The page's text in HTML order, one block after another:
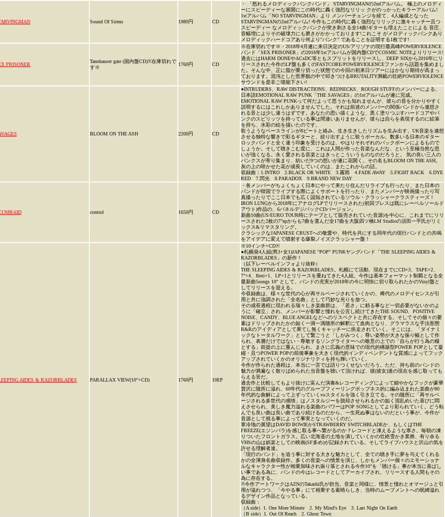
Sound Of Sirens 1980円 CD
・ 「怒れるメロディックパンクバンド」 STARVINGMANの2ndアルバム。 極上のメロディ
ーにスピーディーな展開にこの時代に轟く強烈なリリッ クがのっかったキラーアルバム!
1stアルバム「NO STARVINGMAN」より メンバーチェンジを経て、4人編成となった
STARVINGMANの2ndアルバム! 今作もこの時代に轟く強烈なリリックに激キャッチー且つ
スピーディー なメロディックパンクが突き刺さる全14曲!ギターも増えたことによる 音圧、
音幅増によりその破壊力にも磨きがかかっております!これこそ がメロディックパンクあり
メロディックハードコアあり何より"パンク" であることを証明する1枚です!
PRISONER
Tannhauser gate (国内盤CD)※在庫切れで
す※
1760円 CD
※在庫切れです※・2018年4月遂に来日決定のUS/アリゾナの現行最高峰POWERVIOLENCE
バンド「SEX PRISONER」の2016年1stアルバムが国内盤CDでCOSMIC NOTEよりリリース!
過去にはHARM DONEやACxDC等ともスプリットをリリースし、DEEP SIXから2016年にリ
リースされた今作のLP盤も多くのFASTCORE/POWERVIOLENCEファンから話題を集めまし
た。そんな中、正に脂が乗り切った状態での今回の初来日ツアーにはかなり期待が高まっ
ております。混沌とした世界観の中で叩きつけるBRUTALITY満載の壮絶POWERVIOLENCE
サウンドを是非ご堪能下さい!
BLOOM ON THE ASH 2200円 CD
●INTRUDERS、RAW DISTRACTIONS、REDNECKS、ROUGH STUFFのメンバーによる、
日本語EMOTIONAL RAW PUNK「THE SAVAGES」の1stアルバムが遂に完成。
EMOTIONAL RAW PUNKって何だよって思うかも知れませんが、彼らの音を分かりやすく
説明するにはこれしかありませんでした。それは前述のメンバーの関係バンドから連想さ
れる音とは少し違うはずです。あなたの思い描くような、黒く塗りつぶすハードコアやパ
ンクのスピリッツを持っている事は間違いありませんが、彼らは自らを表現するのに絵筆
を持ち、水彩の絵を描いたのです。
歌うようなベースラインが8ビートと絡み、生き生きしたリズムを生み出す。UK音楽を連想
させる独特な響きで彩るギターと、絞り出すように歌うボーカル。数多いる日本のギター
ロックバンドと全く違う印象を受けるのは、やはりそれぞれのバックボーンによるもので
しょうか。そして聴きこむ度に、これは人間が作った音楽なんだな、という至極当然な思
いが強くなる。永く愛される音楽とはきっとこういうものなのだろうと。 気の良い三人の
パンクスが寄り集まり、紡いだ9つの想いが遂に花開く。その名もBLOOM ON THE ASH。
灰の上の咲かせた花が成長していくのは、またこれからの話。
収録曲：1.INTRO 2.BLACK OR WHITE 3.霧雨 4.FADE AWAY 5.FIGHT BACK 6.DYE
RED 7.閃光 8.PARADOX 9.BRAND NEW DAY
control 1650円 CD
・各メンバーがちょくちょく日本にやって来たり住んだりライブも行ったり、また日本の
バンドが韓国でライブする際によくサポートを行ったり、またメンバーが映画撮ったり写
真撮ったりでここ日本でも広く認知されているソウル・クラッシャークラスティーズ！
IRON LUNGから2018年にアナログLPでリリースされた(初回プレスは既にレーベルソールド
アウト)作品の、6パネルデジパックCDバージョン。
新曲10曲(US/EURO TOUR時にテープとして販売されていた音源)を中心に、これまでにリリ
ースされた2枚の7"epからも7曲を選んだ全17曲を大阪四ツ橋LM Studioの須田一平氏がリミ
ックス&リマスタリング。
クラシックなJAPANESE CRUSTへの敬愛や、時代を共にする同年代の現行バンドとの共鳴
をアイデアに変えて噴射する爆裂ノイズクラッシャー盤！
AIDES & RAZORBLADES PARALLAX VIEW(10"+CD) 1760円 10EP
※10インチ+CD※
●札幌発4人組(男3+女1)JAPANESE "POP" PUNKヤングバンド「THE SLEEPING AIDES &
RAZORBLADES」の新作！
（以下レーベルインフォより抜粋）
THE SLEEPING AIDES & RAZORBLADES。札幌にて活動、現在までにCD×3、TAPE×2、
7"×4、flexi×1、LP×1とリリースを重ねてきた4人組。今作は基本フォーマット制覇となる全
最新曲5songs 10" として、バンドの充実が2018年の今に明快に切り取られたかのVinyl盤と
してリリースを迎える。
今収録曲は、様々な世代の心が再サルベージされていくかの、稀代のメロデイセンスが引
用と共に強調された「全名曲」として巧妙な光りを放つ。
その成長過程に現われる瑞々しき楽曲群は、「若さ」に頼る事など一切必要がないかのよ
うに「確立」され、メンバーが影響と憧れを公言し続けてきたTHE SOUND、POSITIVE
NOISE、CANDY、BLUE ANGELなどへのリスペクトと共に存在する。そしてその個々の要
素はドリップされたかの如く一滴一滴随所の解釈にて血肉となり、グラマラスな手法形態
R&Rのアイディアとして果てし無くキャッチーに疾走されていく。そこには、「ダイナミ
ックなトータルワーク」として繋ごうと「しがみつく」尊い姿勢が大きな振り幅として作
られ、表層だけではない・尊敬するソングライターへの敬意の上での「自らが行う為の糧
とする」前提の上に重んじられ、まさに広義の意味での現代的構築型POWER POPとして凝
縮・且つPOWER POPの前後事象を大きく現代的インディペンデントな質感によってフック
アップされていくかのオリジナリティを持ち輝いていく。
今作が作られた過程は、本当に一言では語りつくせないだろう。ただ、持ち前のバンドの
魅力が満遍なく散りばめられた当音盤を聴いて頂ければ、彼(彼女)達の現在を感じ取っても
らえる筈だ。
過去作と比較してもより抜けに富んだ演奏&レコーディングによって細やかなフックが豪華
贅沢に随所に溢れ、60年代のグループフィーリングポップネス的に編み込まれた楽曲が80
年代的な曲解によって上ずっていくvoスタイルを強く引き立てる。その随所に「再サルベ
ージされる多世代の感情」はノスタルジーを脱却させられるかの如く混乱めいた喜びに悶
えさせられ、美しき魔力溢れる楽曲のパワーはPOP SONGとしてより彩られていく。どう転
んでも良い曲は良い曲であり続けるのだから、一生死ぬ事はないのだという事が、今作が
音源として残る事によって事実となっていくのだ。
寒冷地の展望はDAVID BOWIEかSTRAWBERRY SWITCHBLADEか、もしくはTHE
FREEZE(エジンバラ)を感じ取る事へ繋がるのか？レコードと凍えるような寒さ。毎朝の凍
りついたフロントガラス。広い北海道の土地を潰していくかの壮絶雪かき業務、有り余る
VHSの山は娯楽としての映画(SF多め)が記録されている。そしてライブハウスと沢山の気を
許せる理解者達。
「現行のバンド」を追う事に対する大きな魅力として、全ての聴き手に夢を与えてくれる
かの全渾身名曲収録作。多くの音楽への情景を演じ、しかもメンバー個々のエモーショナ
ルなキャラクター性が相乗加味され振り落とされる今作10"を「聴ける」事が本当に喜ばし
い事である為に、バンドの今はレコードとしてアーカイブされ、リリースする人間もその
為に存在する。
※今作アートワークはAZNのTakashi氏が担当。音楽と同様に、情景と憧れとオマージュと引
用が溢れつつ、「今やる事」にて相乗する素晴らしき、当時のムーブメントへの呪縛溢れ
るデザイン作品となっている。
収録曲：
（A side）1. One More Minute 2. My Mind's Eye 3. Last Night On Earth
（B side）1. Out Of Reach 2. Ghost Town